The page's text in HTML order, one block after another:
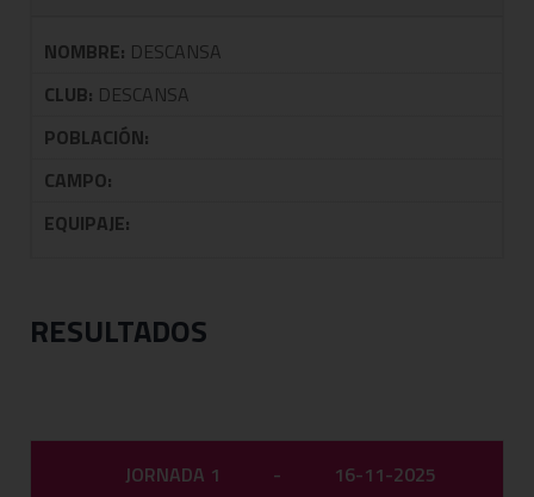
NOMBRE: DESCANSA
CLUB: DESCANSA
POBLACIÓN:
CAMPO:
EQUIPAJE:
RESULTADOS
JORNADA 1 - 16-11-2025